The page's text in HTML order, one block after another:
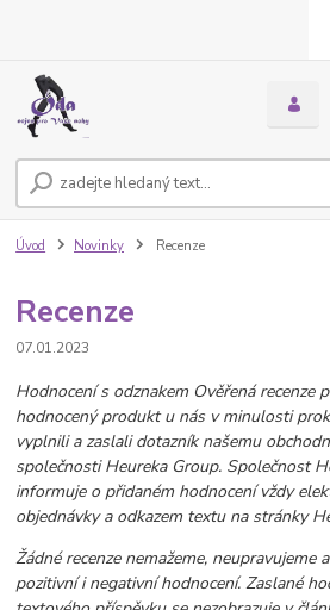
Úvod Novinky Recenze
Recenze
07.01.2023
Hodnocení s odznakem Ověřená recenze
hodnocený produkt u nás v minulosti
vyplnili a zaslali dotazník našemu
společnosti Heureka Group. Společnost
informuje o přidaném hodnocení vždy
objednávky a odkazem textu na stránky
Žádné recenze nemažeme, neupravujeme
pozitivní i negativní hodnocení. Zaslané